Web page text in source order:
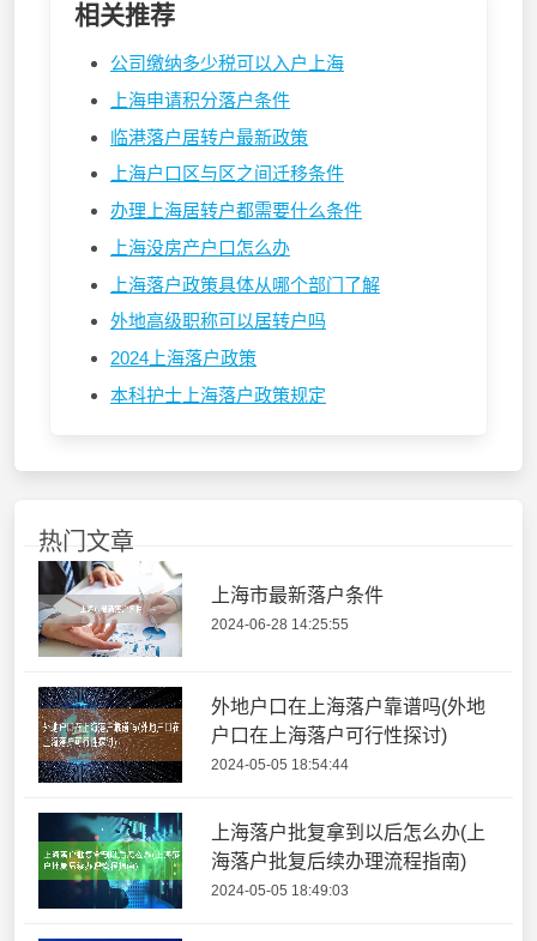
相关推荐
公司缴纳多少税可以入户上海
上海申请积分落户条件
临港落户居转户最新政策
上海户口区与区之间迁移条件
办理上海居转户都需要什么条件
上海没房产户口怎么办
上海落户政策具体从哪个部门了解
外地高级职称可以居转户吗
2024上海落户政策
本科护士上海落户政策规定
热门文章
上海市最新落户条件
2024-06-28 14:25:55
外地户口在上海落户靠谱吗(外地
户口在上海落户可行性探讨)
2024-05-05 18:54:44
上海落户批复拿到以后怎么办(上
海落户批复后续办理流程指南)
2024-05-05 18:49:03